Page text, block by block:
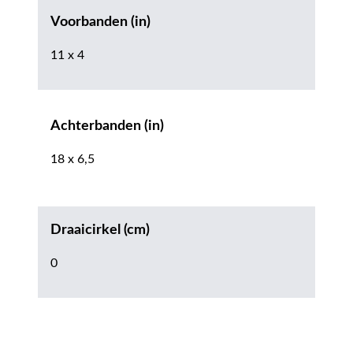
Voorbanden (in)
11 x 4
Achterbanden (in)
18 x 6,5
Draaicirkel (cm)
0